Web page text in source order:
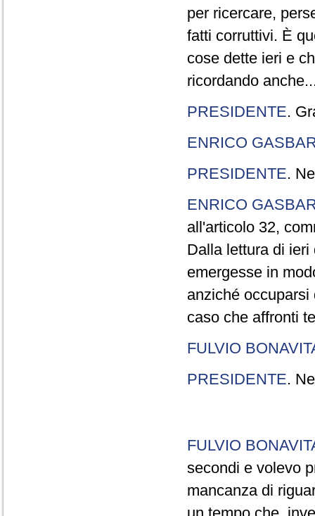
per ricercare,
fatti corruttivi. È
cose dette ieri e
ricordando
PRESIDENTE.
ENRICO
PRESIDENTE.
ENRICO
all'articolo 32,
Dalla lettura di
emergesse in
anziché
caso che affronti
FULVIO
PRESIDENTE.
FULVIO
secondi e volevo
mancanza di